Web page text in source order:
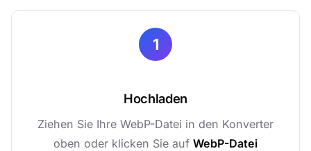
1
Hochladen
Ziehen Sie Ihre WebP-Datei in den Konverter
oben oder klicken Sie auf WebP-Datei